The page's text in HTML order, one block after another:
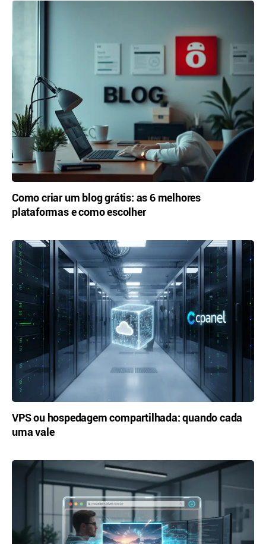
Como criar um blog grátis: as 6 melhores
plataformas e como escolher
VPS ou hospedagem compartilhada: quando cada
uma vale